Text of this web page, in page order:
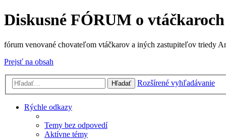
Diskusné FÓRUM o vtáčkaroch
fórum venované chovateľom vtáčkarov a iných zastupiteľov triedy
Prejsť na obsah
Hľadať Rozšírené vyhľadávanie
Rýchle odkazy
Temy bez odpovedí
Aktívne témy